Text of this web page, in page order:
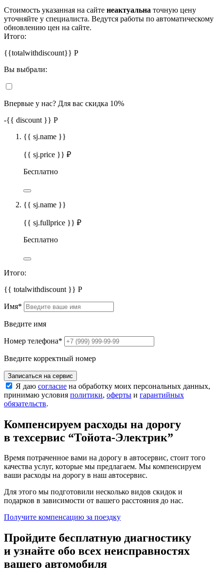
Стоимость указанная на сайте неактуальна точную цену
уточняйте у специалиста. Ведутся работы по автоматическому
обновлению цен на сайте.
Итого:
{{totalwithdiscount}} Р
Вы выбрали:
Впервые у нас? Для вас скидка 10%
-{{ discount }} Р
{{ sj.name }}
{{ sj.price }} ₽
Бесплатно
{{ sj.name }}
{{ sj.fullprice }} ₽
Бесплатно
Итого:
{{ totalwithdiscount }} Р
Имя*
Введите имя
Номер телефона*
Введите корректный номер
Записаться на сервис
Я даю согласие на обработку моих персональных данных,
принимаю условия политики, оферты и гарантийных
обязательств.
Компенсируем расходы на дорогу
в техсервис “Тойота-Электрик”
Время потраченное вами на дорогу в автосервис, стоит того
качества услуг, которые мы предлагаем. Мы компенсируем
ваши расходы на дорогу в наш автосервис.
Для этого мы подготовили несколько видов скидок и
подарков в зависимости от вашего расстояния до нас.
Получите компенсацию за поездку
Пройдите бесплатную диагностику
и узнайте обо всех неисправностях
вашего автомобиля